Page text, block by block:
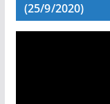
(25/9/2020)